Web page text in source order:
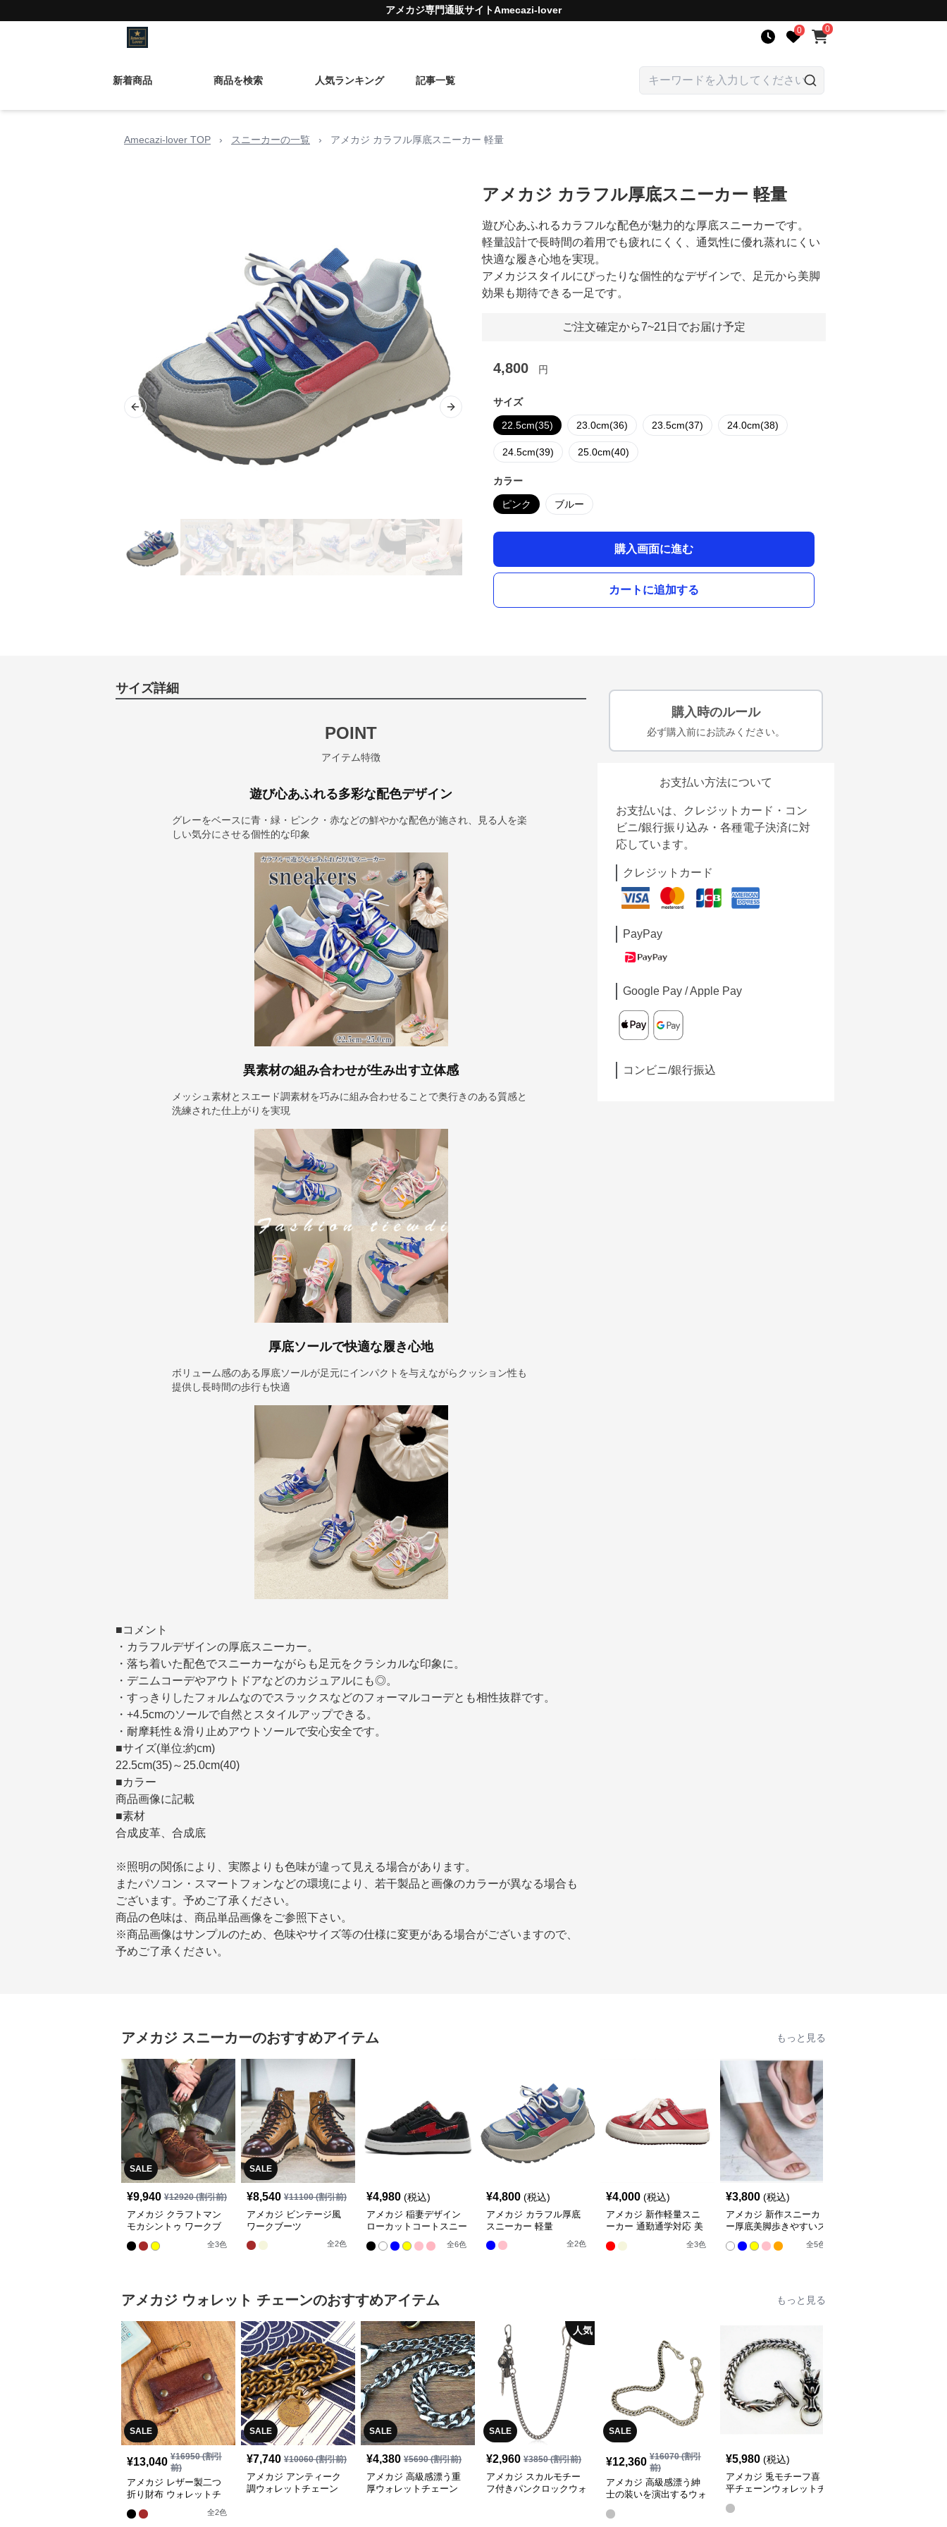
アメカジ専門通販サイトAmecazi-lover
0 0
新着商品 商品を検索 人気ランキング 記事一覧
Amecazi-lover TOP › スニーカーの一覧 › アメカジ カラフル厚底スニーカー 軽量
Previous slide Next slide
アメカジ カラフル厚底スニーカー 軽量
遊び心あふれるカラフルな配色が魅力的な厚底スニーカーです。
軽量設計で長時間の着用でも疲れにくく、通気性に優れ蒸れにくい
快適な履き心地を実現。
アメカジスタイルにぴったりな個性的なデザインで、足元から美脚
効果も期待できる一足です。
ご注文確定から7~21日でお届け予定
4,800 円
サイズ
22.5cm(35) 23.0cm(36) 23.5cm(37) 24.0cm(38)
24.5cm(39) 25.0cm(40)
カラー
ピンク ブルー
購入画面に進む
カートに追加する
サイズ詳細
POINT
アイテム特徴
遊び心あふれる多彩な配色デザイン
グレーをベースに青・緑・ピンク・赤などの鮮やかな配色が施され、見る人を楽
しい気分にさせる個性的な印象
異素材の組み合わせが生み出す立体感
メッシュ素材とスエード調素材を巧みに組み合わせることで奥行きのある質感と
洗練された仕上がりを実現
厚底ソールで快適な履き心地
ボリューム感のある厚底ソールが足元にインパクトを与えながらクッション性も
提供し長時間の歩行も快適
■コメント
・カラフルデザインの厚底スニーカー。
・落ち着いた配色でスニーカーながらも足元をクラシカルな印象に。
・デニムコーデやアウトドアなどのカジュアルにも◎。
・すっきりしたフォルムなのでスラックスなどのフォーマルコーデとも相性抜群です。
・+4.5cmのソールで自然とスタイルアップできる。
・耐摩耗性＆滑り止めアウトソールで安心安全です。
■サイズ(単位:約cm)
22.5cm(35)～25.0cm(40)
■カラー
商品画像に記載
■素材
合成皮革、合成底
※照明の関係により、実際よりも色味が違って見える場合があります。
またパソコン・スマートフォンなどの環境により、若干製品と画像のカラーが異なる場合も
ございます。予めご了承ください。
商品の色味は、商品単品画像をご参照下さい。
※商品画像はサンプルのため、色味やサイズ等の仕様に変更がある場合がございますので、
予めご了承ください。
購入時のルール
必ず購入前にお読みください。
お支払い方法について
お支払いは、クレジットカード・コン
ビニ/銀行振り込み・各種電子決済に対
応しています。
クレジットカード
PayPay
Google Pay / Apple Pay
コンビニ/銀行振込
アメカジ スニーカーのおすすめアイテム もっと見る
SALE
¥9,940 ¥12920(割引前)
アメカジ クラフトマン
モカシントゥ ワークブ
全3色
SALE
¥8,540 ¥11100(割引前)
アメカジ ビンテージ風
ワークブーツ
全2色
¥4,980 (税込)
アメカジ 稲妻デザイン
ローカットコートスニー
全6色
¥4,800 (税込)
アメカジ カラフル厚底
スニーカー 軽量
全2色
¥4,000 (税込)
アメカジ 新作軽量スニ
ーカー 通勤通学対応 美
全3色
¥3,800 (税込)
アメカジ 新作スニーカ
ー厚底美脚歩きやすいス
全5色
アメカジ ウォレット チェーンのおすすめアイテム もっと見る
SALE
¥13,040 ¥16950(割引
前)
アメカジ レザー製二つ
折り財布 ウォレットチ
全2色
SALE
¥7,740 ¥10060(割引前)
アメカジ アンティーク
調ウォレットチェーン
SALE
¥4,380 ¥5690(割引前)
アメカジ 高級感漂う重
厚ウォレットチェーン
SALE
人気
¥2,960 ¥3850(割引前)
アメカジ スカルモチー
フ付きパンクロックウォ
SALE
¥12,360 ¥16070(割引
前)
アメカジ 高級感漂う紳
士の装いを演出するウォ
¥5,980 (税込)
アメカジ 兎モチーフ喜
平チェーンウォレットチ